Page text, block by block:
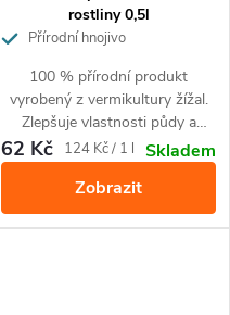
rostliny 0,5l
Přírodní hnojivo
100 % přírodní produkt
vyrobený z vermikultury žížal.
Zlepšuje vlastnosti půdy a
obohacuje půdu o živiny.
Zajišťuje krásný vzhled
kvetoucích rostlin. Pro všechny
druhy okrasných kvetoucích
rostlin.
62 Kč
Měrná
124 Kč / 1 l
Skladem
Zobrazit